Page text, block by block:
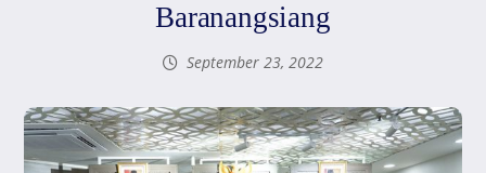
Baranangsiang
September 23, 2022